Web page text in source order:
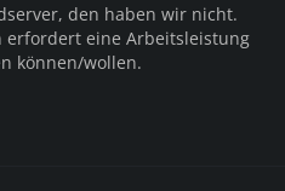
den haben wir nicht.
erfordert eine Arbeitsleistung
können/wollen.